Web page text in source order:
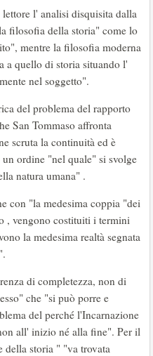
l' analisi disquisita dalla
filosofia della storia" come lo
mentre la filosofia moderna
a quello di storia situando l'
nel soggetto".
del problema del rapporto
San Tommaso affronta
scruta la continuità ed è
ordine "nel quale" si svolge
natura umana" .
con "la medesima coppia "dei
, vengono costituiti i termini
la medesima realtà segnata
di completezza, non di
che "si può porre e
del perché l'Incarnazione
all' inizio né alla fine". Per il
della storia " "va trovata